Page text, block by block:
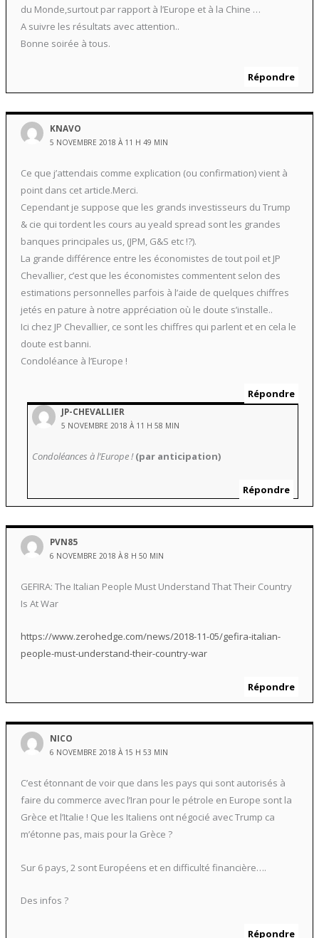
du Monde,surtout par rapport à l’Europe et à la Chine …
A suivre les résultats avec attention..
Bonne soirée à tous.
Répondre
KNAVO
5 NOVEMBRE 2018 À 11 H 49 MIN
Ce que j’attendais comme explication (ou confirmation) vient à
point dans cet article.Merci.
Cependant je suppose que les grands investisseurs du Trump
& cie qui tordent les cours au yeald spread sont les grandes
banques principales us, (JPM, G&S etc !?).
La grande différence entre les économistes de tout poil et JP
Chevallier, c’est que les économistes commentent selon des
estimations personnelles parfois à l’aide de quelques chiffres
jetés en pature à notre appréciation où le doute s’installe..
Ici chez JP Chevallier, ce sont les chiffres qui parlent et en cela le
doute est banni.
Condoléance à l’Europe !
Répondre
JP-CHEVALLIER
5 NOVEMBRE 2018 À 11 H 58 MIN
Condoléances à l’Europe ! (par anticipation)
Répondre
PVN85
6 NOVEMBRE 2018 À 8 H 50 MIN
GEFIRA: The Italian People Must Understand That Their Country
Is At War
https://www.zerohedge.com/news/2018-11-05/gefira-italian-
people-must-understand-their-country-war
Répondre
NICO
6 NOVEMBRE 2018 À 15 H 53 MIN
C’est étonnant de voir que dans les pays qui sont autorisés à
faire du commerce avec l’Iran pour le pétrole en Europe sont la
Grèce et l’Italie ! Que les Italiens ont négocié avec Trump ca
m’étonne pas, mais pour la Grèce ?
Sur 6 pays, 2 sont Européens et en difficulté financière….
Des infos ?
Répondre